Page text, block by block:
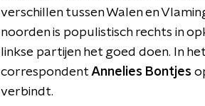
verschillen tussen Walen en
noorden is populistisch rechts in
linkse partijen het goed doen. In
correspondent Annelies Bontjes
verbindt.